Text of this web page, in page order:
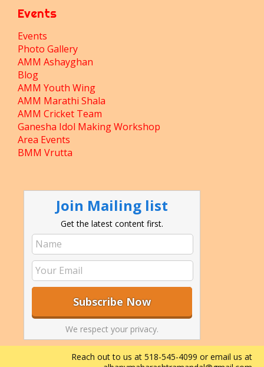
Events
Events
Photo Gallery
AMM Ashayghan
Blog
AMM Youth Wing
AMM Marathi Shala
AMM Cricket Team
Ganesha Idol Making Workshop
Area Events
BMM Vrutta
Join Mailing list
Get the latest content first.
We respect your privacy.
Reach out to us at 518-545-4099 or email us at